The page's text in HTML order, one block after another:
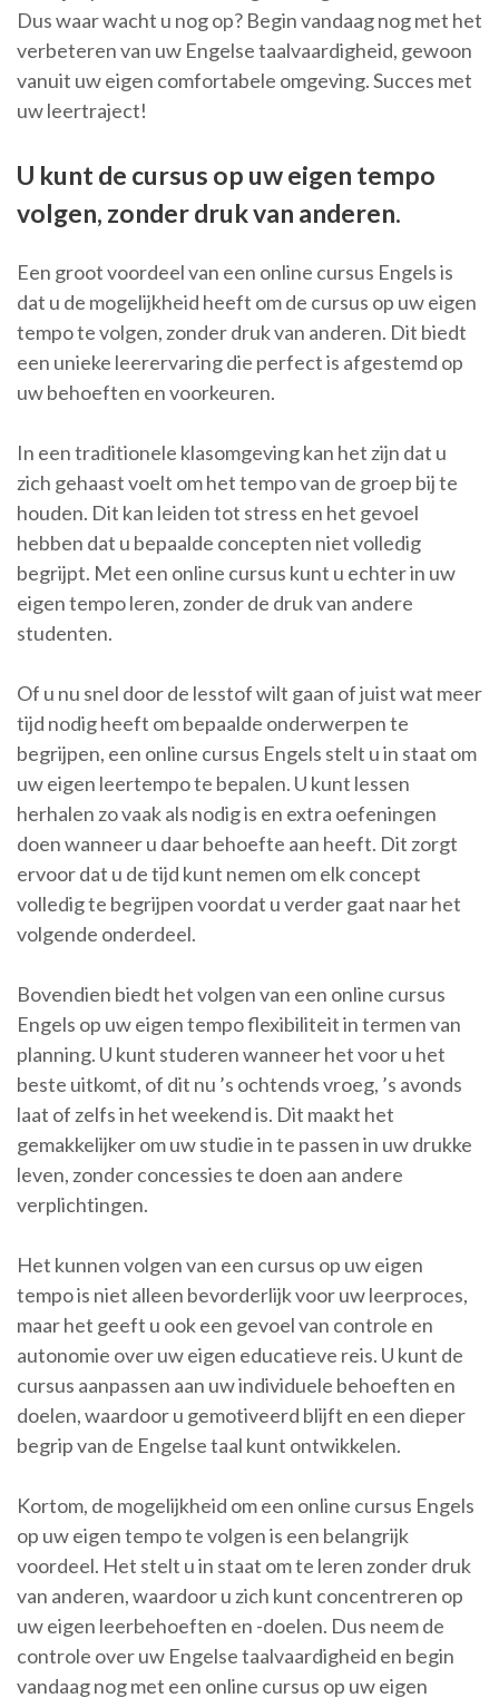
Dus waar wacht u nog op? Begin vandaag nog met het
verbeteren van uw Engelse taalvaardigheid, gewoon
vanuit uw eigen comfortabele omgeving. Succes met
uw leertraject!
U kunt de cursus op uw eigen tempo
volgen, zonder druk van anderen.
Een groot voordeel van een online cursus Engels is
dat u de mogelijkheid heeft om de cursus op uw eigen
tempo te volgen, zonder druk van anderen. Dit biedt
een unieke leerervaring die perfect is afgestemd op
uw behoeften en voorkeuren.
In een traditionele klasomgeving kan het zijn dat u
zich gehaast voelt om het tempo van de groep bij te
houden. Dit kan leiden tot stress en het gevoel
hebben dat u bepaalde concepten niet volledig
begrijpt. Met een online cursus kunt u echter in uw
eigen tempo leren, zonder de druk van andere
studenten.
Of u nu snel door de lesstof wilt gaan of juist wat meer
tijd nodig heeft om bepaalde onderwerpen te
begrijpen, een online cursus Engels stelt u in staat om
uw eigen leertempo te bepalen. U kunt lessen
herhalen zo vaak als nodig is en extra oefeningen
doen wanneer u daar behoefte aan heeft. Dit zorgt
ervoor dat u de tijd kunt nemen om elk concept
volledig te begrijpen voordat u verder gaat naar het
volgende onderdeel.
Bovendien biedt het volgen van een online cursus
Engels op uw eigen tempo flexibiliteit in termen van
planning. U kunt studeren wanneer het voor u het
beste uitkomt, of dit nu ’s ochtends vroeg, ’s avonds
laat of zelfs in het weekend is. Dit maakt het
gemakkelijker om uw studie in te passen in uw drukke
leven, zonder concessies te doen aan andere
verplichtingen.
Het kunnen volgen van een cursus op uw eigen
tempo is niet alleen bevorderlijk voor uw leerproces,
maar het geeft u ook een gevoel van controle en
autonomie over uw eigen educatieve reis. U kunt de
cursus aanpassen aan uw individuele behoeften en
doelen, waardoor u gemotiveerd blijft en een dieper
begrip van de Engelse taal kunt ontwikkelen.
Kortom, de mogelijkheid om een online cursus Engels
op uw eigen tempo te volgen is een belangrijk
voordeel. Het stelt u in staat om te leren zonder druk
van anderen, waardoor u zich kunt concentreren op
uw eigen leerbehoeften en -doelen. Dus neem de
controle over uw Engelse taalvaardigheid en begin
vandaag nog met een online cursus op uw eigen